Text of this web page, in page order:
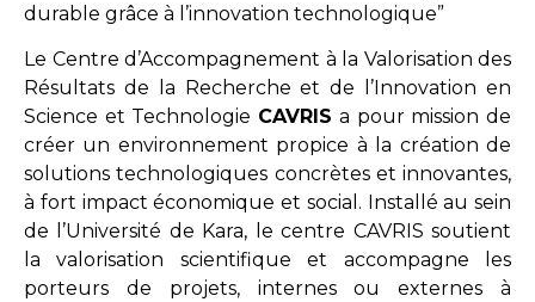
durable grâce à l’innovation technologique”
Le Centre d’Accompagnement à la Valorisation des
Résultats de la Recherche et de l’Innovation en
Science et Technologie CAVRIS a pour mission de
créer un environnement propice à la création de
solutions technologiques concrètes et innovantes,
à fort impact économique et social. Installé au sein
de l’Université de Kara, le centre CAVRIS soutient
la valorisation scientifique et accompagne les
porteurs de projets, internes ou externes à